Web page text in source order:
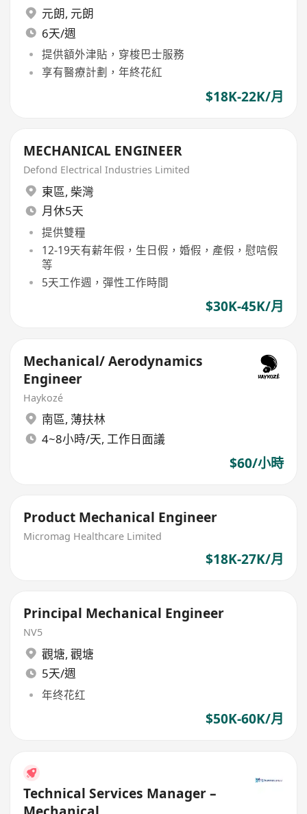
元朗, 元朗
6天/週
提供額外津貼，穿梭巴士服務
享有醫療計劃，年終花紅
$18K-22K/月
MECHANICAL ENGINEER
Defond Electrical Industries Limited
東區, 柴灣
月休5天
提供雙糧
12-19天有薪年假，生日假，婚假，產假，慰唁假
等
5天工作週，彈性工作時間
$30K-45K/月
Mechanical/ Aerodynamics
Engineer
Haykozé
南區, 薄扶林
4~8小時/天, 工作日面議
$60/小時
Product Mechanical Engineer
Micromag Healthcare Limited
$18K-27K/月
Principal Mechanical Engineer
NV5
觀塘, 觀塘
5天/週
年终花红
$50K-60K/月
Technical Services Manager –